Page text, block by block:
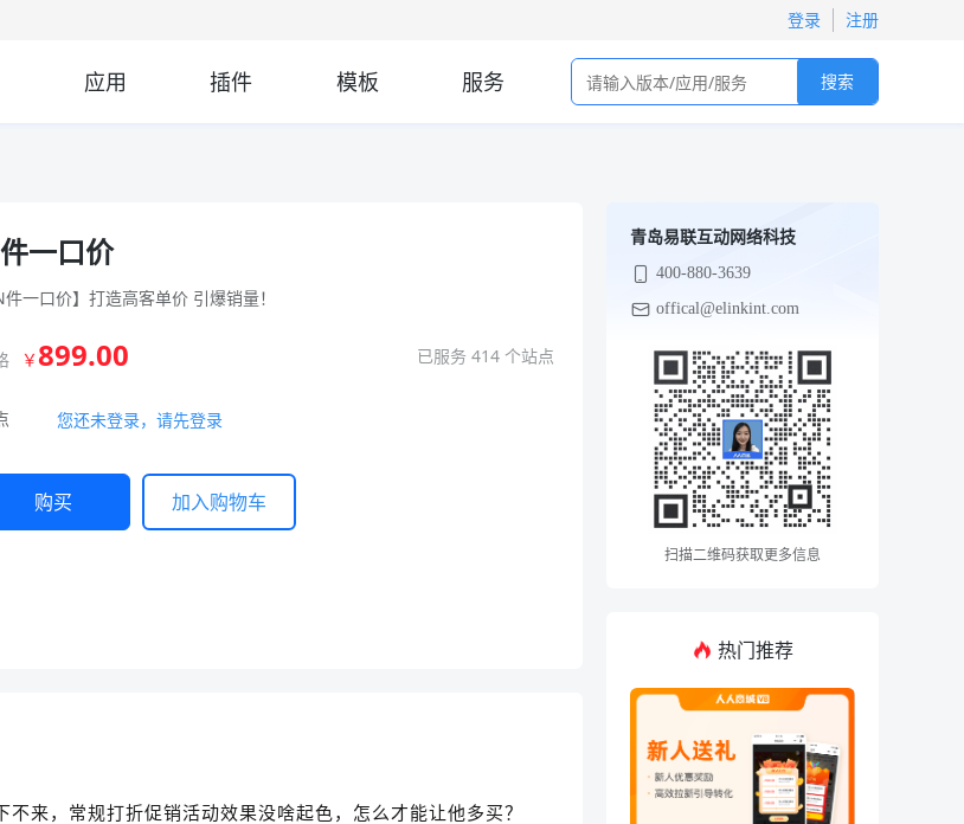
登录 注册
应用 插件 模板 服务 搜索
一口价
件一口价】打造高客单价 引爆销量！
￥899.00 已服务 414 个站点
您还未登录，请先登录
购买 加入购物车
来，常规打折促销活动效果没啥起色，怎么才能让他多买？
青岛易联互动网络科技
400-880-3639
offical@elinkint.com
扫描二维码获取更多信息
热门推荐